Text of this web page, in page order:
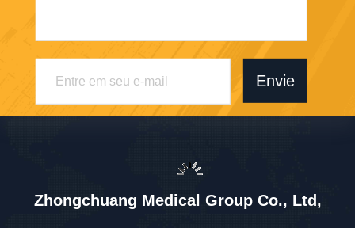
Envie
Zhongchuang Medical Group Co., Ltd,